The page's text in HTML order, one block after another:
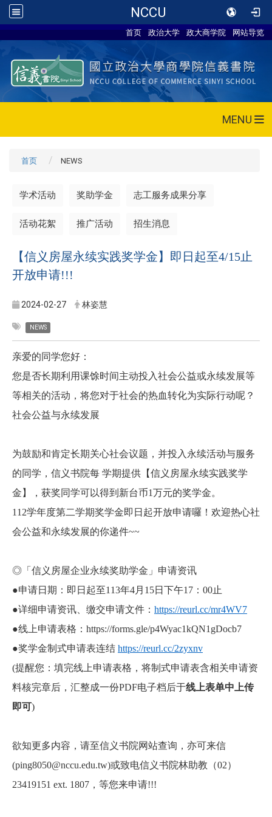
NCCU
首页 政治大学 政大商学院 网站导览
MENU
首页 NEWS
学术活动 奖助学金 志工服务成果分享
活动花絮 推广活动 招生消息
【信义房屋永续实践奖学金】即日起至4/15止
开放申请!!!
2024-02-27 林姿慧
NEWS
亲爱的同学您好：
您是否长期利用课馀时间主动投入社会公益或永续发展等
等相关的活动，将您对于社会的热血转化为实际行动呢？
社会公益与永续发展
为鼓励和肯定长期关心社会议题，并投入永续活动与服务
的同学，信义书院每 学期提供【信义房屋永续实践奖学
金】，获奖同学可以得到新台币1万元的奖学金。
112学年度第二学期奖学金即日起开放申请囉！欢迎热心社
会公益和永续发展的你递件~~
◎「信义房屋企业永续奖助学金」申请资讯
●申请日期：即日起至113年4月15日下午17：00止
●详细申请资讯、缴交申请文件： https://reurl.cc/mr4WV7
●线上申请表格：https://forms.gle/p4Wyac1kQN1gDocb7
●奖学金制式申请表连结 https://reurl.cc/2zyxnv
(提醒您：填完线上申请表格，将制式申请表含相关申请资
料核完章后，汇整成一份PDF电子档后于线上表单中上传
即可)
欲知更多内容，请至信义书院网站查询，亦可来信
(ping8050@nccu.edu.tw)或致电信义书院林助教 （02）
23419151 ext. 1807 ，等您来申请!!!